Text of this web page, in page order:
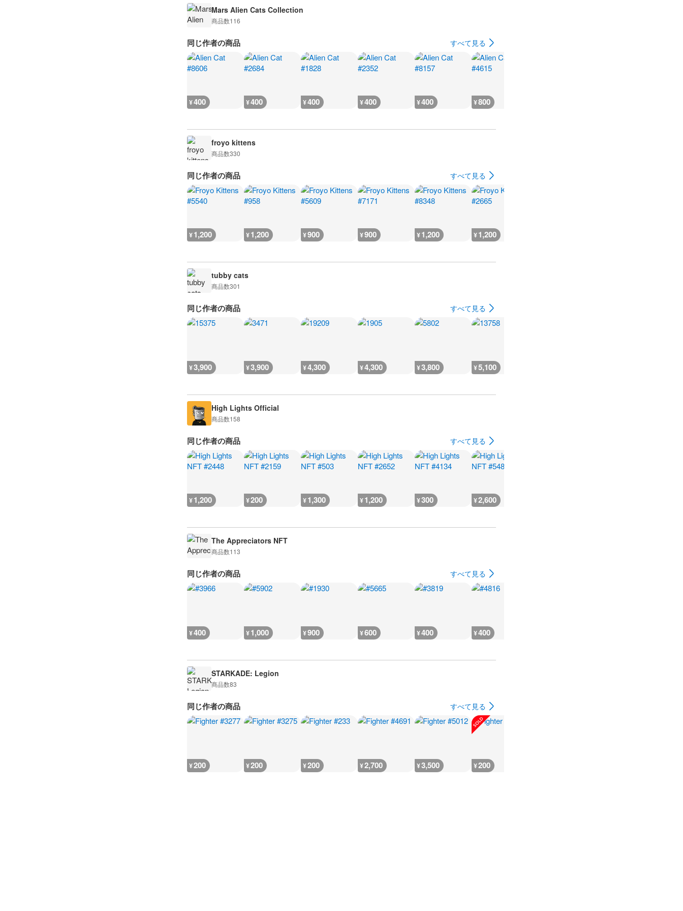
Mars Alien Cats Collection
商品数116
同じ作者の商品 すべて見る
¥400 ¥400 ¥400 ¥400 ¥400 ¥800
froyo kittens
商品数330
同じ作者の商品 すべて見る
¥1,200 ¥1,200 ¥900 ¥900 ¥1,200 ¥1,200
tubby cats
商品数301
同じ作者の商品 すべて見る
¥3,900 ¥3,900 ¥4,300 ¥4,300 ¥3,800 ¥5,100
High Lights Official
商品数158
同じ作者の商品 すべて見る
¥1,200 ¥200 ¥1,300 ¥1,200 ¥300 ¥2,600
The Appreciators NFT
商品数113
同じ作者の商品 すべて見る
¥400 ¥1,000 ¥900 ¥600 ¥400 ¥400
STARKADE: Legion
商品数83
同じ作者の商品 すべて見る
¥200 ¥200 ¥200 ¥2,700 ¥3,500 ¥200